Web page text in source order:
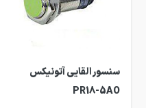
سنسور القایی آتونیکس
PR18-5AO